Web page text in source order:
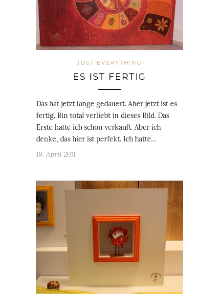
JUST EVERYTHING
ES IST FERTIG
Das hat jetzt lange gedauert. Aber jetzt ist es
fertig. Bin total verliebt in dieses Bild. Das
Erste hatte ich schon verkauft. Aber ich
denke, das hier ist perfekt. Ich hatte…
19. April 2011